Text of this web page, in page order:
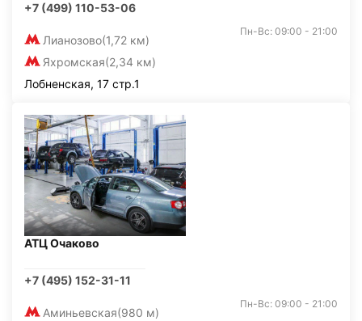
+7 (499) 110-53-06
Лианозово(1,72 км)
Яхромская(2,34 км)
Пн-Вс: 09:00 - 21:00
Лобненская, 17 стр.1
АТЦ Очаково
+7 (495) 152-31-11
Аминьевская(980 м)
Пн-Вс: 09:00 - 21:00